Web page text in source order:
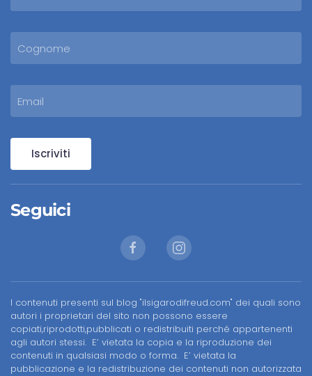
Iscriviti
Seguici
I contenuti presenti sul blog "ilsigarodifreud.com" dei quali sono
autori i proprietari del sito non possono essere
copiati,riprodotti,pubblicati o redistribuiti perché appartenenti
agli autori stessi. E’ vietata la copia e la riproduzione dei
contenuti in qualsiasi modo o forma. E’ vietata la
pubblicazione e la redistribuzione dei contenuti non autorizzata